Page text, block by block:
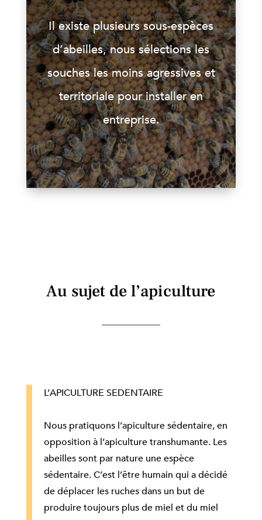
Il existe plusieurs sous-espèces
d’abeilles, nous sélections les
souches les moins agressives et
territoriale pour installer en
entreprise.
Au sujet de l’apiculture
L’APICULTURE SEDENTAIRE
Nous pratiquons l’apiculture sédentaire, en
opposition à l’apiculture transhumante. Les
abeilles sont par nature une espèce
sédentaire. C’est l’être humain qui a décidé
de déplacer les ruches dans un but de
produire toujours plus de miel et du miel